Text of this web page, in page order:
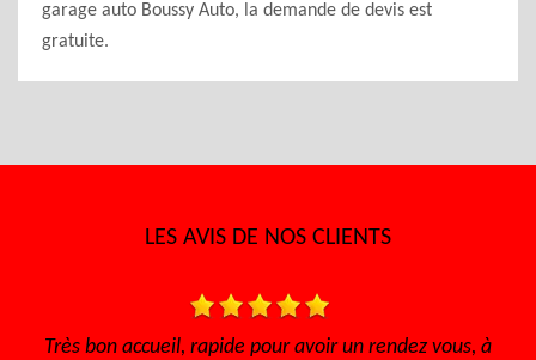
garage auto Boussy Auto, la demande de devis est
gratuite.
LES AVIS DE NOS CLIENTS
vous, à
Très bon accueil Des gens consciencieux et